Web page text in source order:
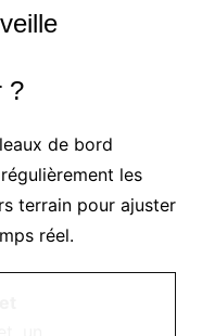
?
de bord
les
terrain pour ajuster
réel.